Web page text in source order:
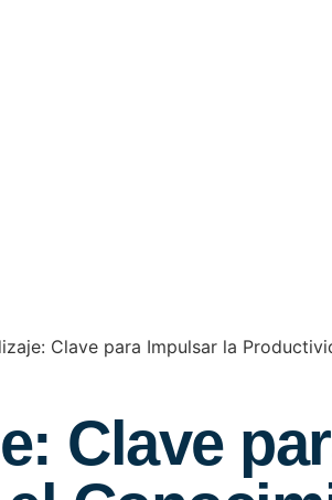
Clave para Impulsar la
Clave